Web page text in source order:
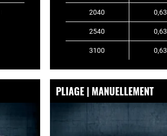
2040 0,63
2540 0,63
3100 0,63
PLIAGE | MANUELLEMENT